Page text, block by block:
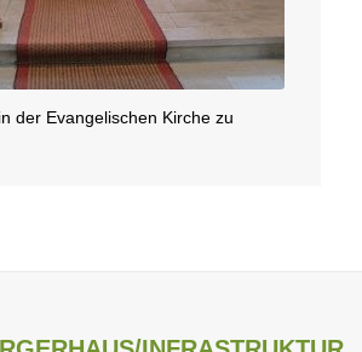
der Evangelischen Kirche zu